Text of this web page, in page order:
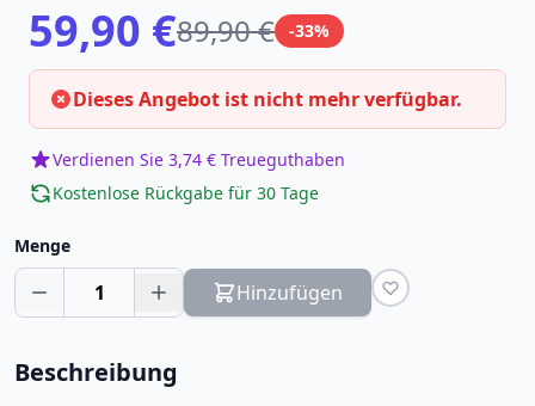
59,90 €89,90 € -33%
Dieses Angebot ist nicht mehr verfügbar.
Verdienen Sie 3,74 € Treueguthaben
Kostenlose Rückgabe für 30 Tage
Menge
1 Hinzufügen
Beschreibung